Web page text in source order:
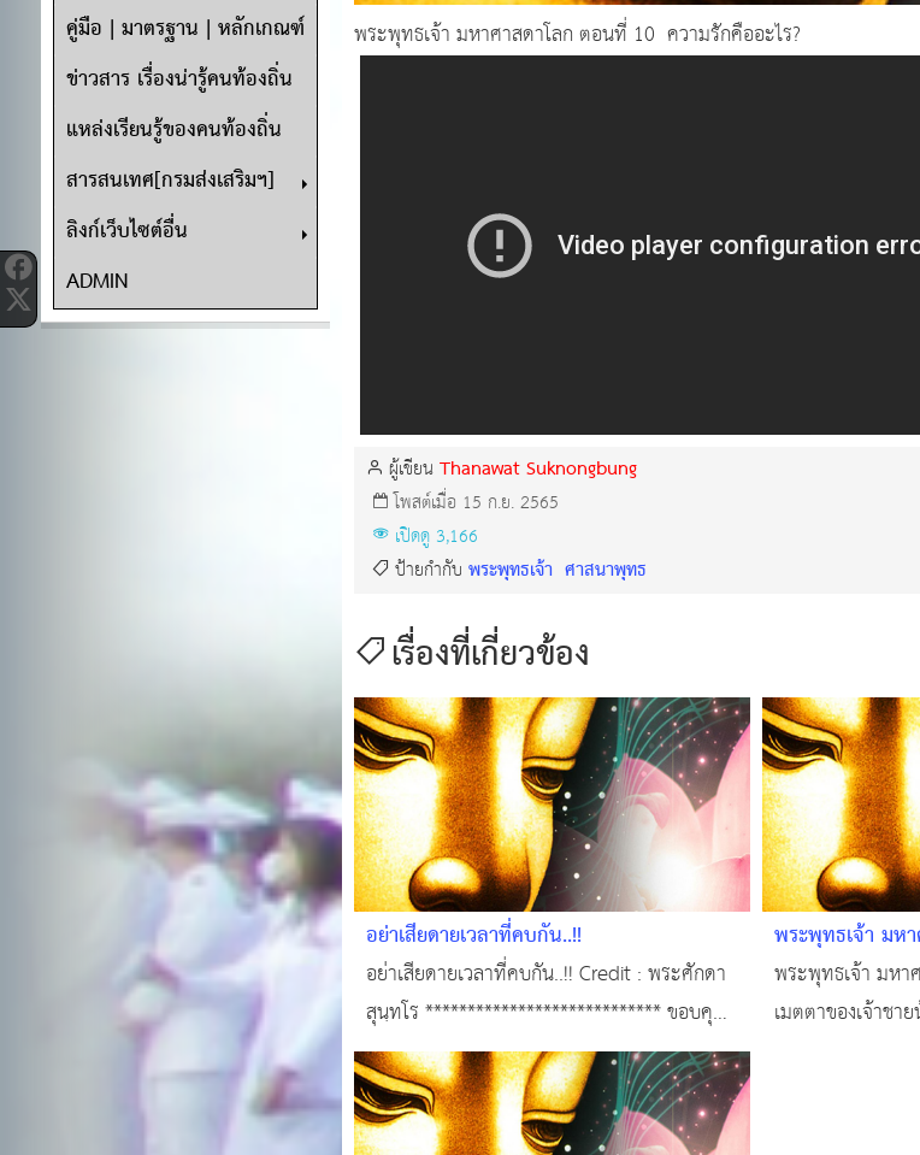
คู่มือ | มาตรฐาน | หลักเกณฑ์
ข่าวสาร เรื่องน่ารู้คนท้องถิ่น
แหล่งเรียนรู้ของคนท้องถิ่น
สารสนเทศ[กรมส่งเสริมฯ]
ลิงก์เว็บไซต์อื่น
ADMIN
พระพุทธเจ้า มหาศาสดาโลก ตอนที่ 10 ความรักคืออะไร?
ผู้เขียนThanawat Suknongbung
โพสต์เมื่อ 15 ก.ย. 2565
เปิดดู 3,166
ป้ายกำกับ พระพุทธเจ้า ศาสนาพุทธ
เรื่องที่เกี่ยวข้อง
อย่าเสียดายเวลาที่คบกัน..!!
อย่าเสียดายเวลาที่คบกัน..!! Credit : พระศักดา
สุนฺทโร **************************** ขอบคุณ
คลิปแนะนำ→ @ หลวงพี่.
พระพุทธเจ้า มห
เมตตาของเจ้าช
พ่อค้ากับชาวนา
พระพุทธเจ้า มห
เมตตาของเจ้าช